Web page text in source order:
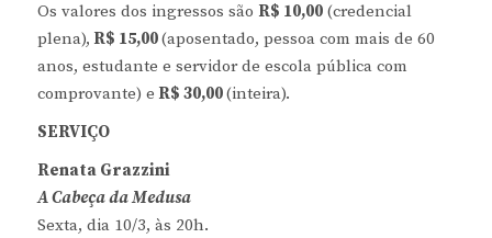
Os valores dos ingressos são R$ 10,00(credencial
plena), R$ 15,00(aposentado, pessoa com mais de 60
anos, estudante e servidor de escola pública com
comprovante) e R$ 30,00(inteira).
SERVIÇO
Renata Grazzini
A Cabeça da Medusa
Sexta, dia 10/3, às 20h.